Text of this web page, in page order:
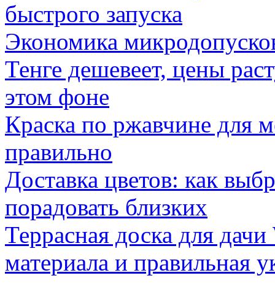
быстрого запуска
Экономика
Тенге дешевеет, цены
этом фоне
Краска по ржавчине для
правильно
Доставка цветов: как
порадовать близких
Террасная доска для
материала и правильная